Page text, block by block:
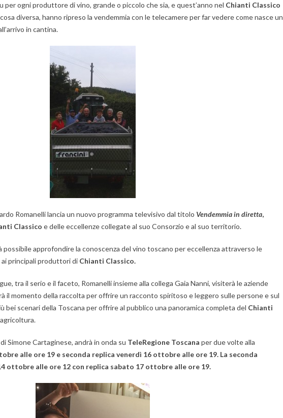
per ogni produttore di vino, grande o piccolo che sia, e quest’anno nel Chianti Classico
diversa, hanno ripreso la vendemmia con le telecamere per far vedere come nasce un
in cantina.
Romanelli lancia un nuovo programma televisivo dal titolo Vendemmia in diretta,
Classico e delle eccellenze collegate al suo Consorzio e al suo territorio.
possibile approfondire la conoscenza del vino toscano per eccellenza attraverso le
principali produttori di Chianti Classico.
tra il serio e il faceto, Romanelli insieme alla collega Gaia Nanni, visiterà le aziende
il momento della raccolta per offrire un racconto spiritoso e leggero sulle persone e sul
bei scenari della Toscana per offrire al pubblico una panoramica completa del Chianti
Simone Cartaginese, andrà in onda su TeleRegione Toscana per due volte alla
alle ore 19 e seconda replica venerdì 16 ottobre alle ore 19. La seconda
ottobre alle ore 12 con replica sabato 17 ottobre alle ore 19.